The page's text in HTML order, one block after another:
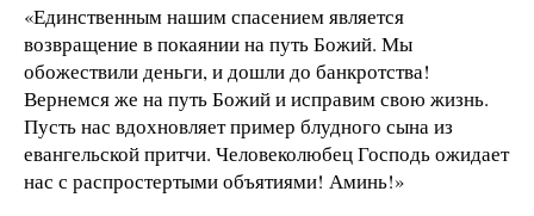
«Единственным нашим спасением является
возвращение в покаянии на путь Божий. Мы
обожествили деньги, и дошли до банкротства!
Вернемся же на путь Божий и исправим свою жизнь.
Пусть нас вдохновляет пример блудного сына из
евангельской притчи. Человеколюбец Господь ожидает
нас с распростертыми объятиями! Аминь!»